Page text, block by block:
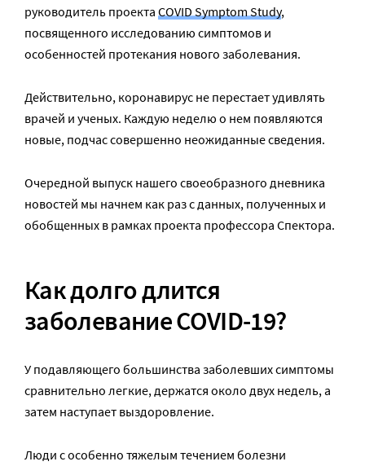
руководитель проекта COVID Symptom Study,
посвященного исследованию симптомов и
особенностей протекания нового заболевания.
Действительно, коронавирус не перестает удивлять
врачей и ученых. Каждую неделю о нем появляются
новые, подчас совершенно неожиданные сведения.
Очередной выпуск нашего своеобразного дневника
новостей мы начнем как раз с данных, полученных и
обобщенных в рамках проекта профессора Спектора.
Как долго длится
заболеваниеCOVID-19?
У подавляющего большинства заболевших симптомы
сравнительно легкие, держатся около двух недель, а
затем наступает выздоровление.
Люди с особенно тяжелым течением болезни